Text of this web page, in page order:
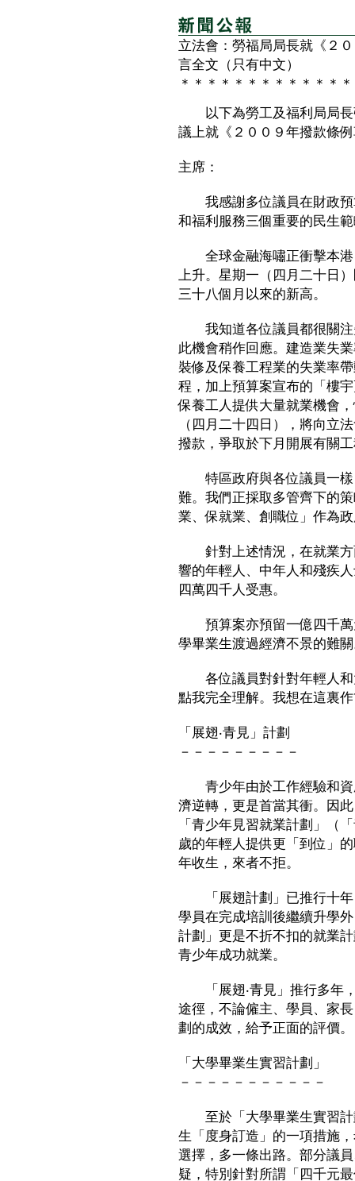
立法會：勞福局局長就《２
言全文（只有中文）
＊＊＊＊＊＊＊＊＊＊＊＊
以下為勞工及福利局局長
議上就《２００９年撥款條
主席：
我感謝多位議員在財政預
和福利服務三個重要的民生
全球金融海嘯正衝擊本港
上升。星期一（四月二十日
三十八個月以來的新高。
我知道各位議員都很關注
此機會稍作回應。建造業失
裝修及保養工程業的失業率
程，加上預算案宣布的「樓
保養工人提供大量就業機會
（四月二十四日），將向立
撥款，爭取於下月開展有關
特區政府與各位議員一樣
難。我們正採取多管齊下的
業、保就業、創職位」作為
針對上述情況，在就業方
響的年輕人、中年人和殘疾
四萬四千人受惠。
預算案亦預留一億四千萬
學畢業生渡過經濟不景的難
各位議員對針對年輕人和
點我完全理解。我想在這裏
「展翅‧青見」計劃
－－－－－－－－－
青少年由於工作經驗和資
濟逆轉，更是首當其衝。因
「青少年見習就業計劃」（
歲的年輕人提供更「到位」
年收生，來者不拒。
「展翅計劃」已推行十年
學員在完成培訓後繼續升學
計劃」更是不折不扣的就業
青少年成功就業。
「展翅‧青見」推行多年，
途徑，不論僱主、學員、家
劃的成效，給予正面的評價。
「大學畢業生實習計劃」
－－－－－－－－－－－
至於「大學畢業生實習計
生「度身訂造」的一項措施
選擇，多一條出路。部分議
疑，特別針對所謂「四千元